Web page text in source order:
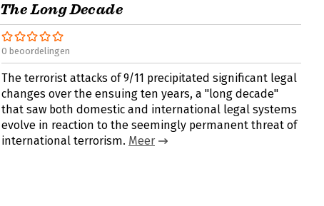
The Long Decade
0 beoordelingen
The terrorist attacks of 9/11 precipitated significant legal
changes over the ensuing ten years, a "long decade"
that saw both domestic and international legal systems
evolve in reaction to the seemingly permanent threat of
international terrorism. Meer